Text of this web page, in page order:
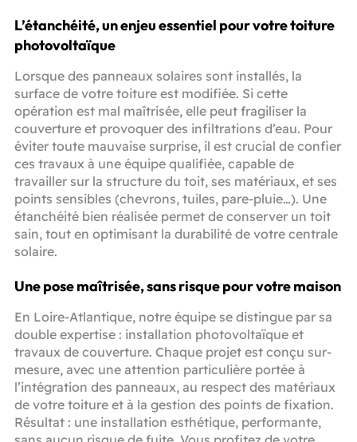
L’étanchéité, un enjeu essentiel pour votre toiture
photovoltaïque
Lorsque des panneaux solaires sont installés, la
surface de votre toiture est modifiée. Si cette
opération est mal maîtrisée, elle peut fragiliser la
couverture et provoquer des infiltrations d’eau. Pour
éviter toute mauvaise surprise, il est crucial de confier
ces travaux à une équipe qualifiée, capable de
travailler sur la structure du toit, ses matériaux, et ses
points sensibles (chevrons, tuiles, pare-pluie…). Une
étanchéité bien réalisée permet de conserver un toit
sain, tout en optimisant la durabilité de votre centrale
solaire.
Une pose maîtrisée, sans risque pour votre maison
En Loire-Atlantique, notre équipe se distingue par sa
double expertise : installation photovoltaïque et
travaux de couverture. Chaque projet est conçu sur-
mesure, avec une attention particulière portée à
l’intégration des panneaux, au respect des matériaux
de votre toiture et à la gestion des points de fixation.
Résultat : une installation esthétique, performante,